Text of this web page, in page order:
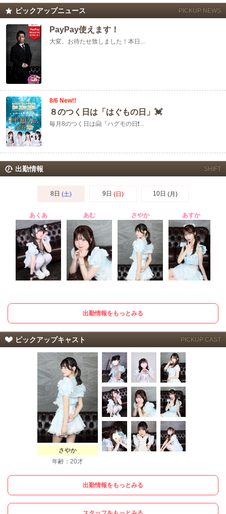
ピックアップニュース PICKUP NEWS
PayPay使えます！
大変、お待たせ致しました！本日...
8/6 New!!
８のつく日は「はぐもの日」💓
毎月8のつく日は🤗『ハグモの日❗...
出勤情報 SHIFT
8日 (土) 9日 (日) 10日 (月)
あくあ あむ さやか あすか
出勤情報をもっとみる
ピックアップキャスト PICKUP CAST
さやか
年齢：20才
出勤情報をもっとみる